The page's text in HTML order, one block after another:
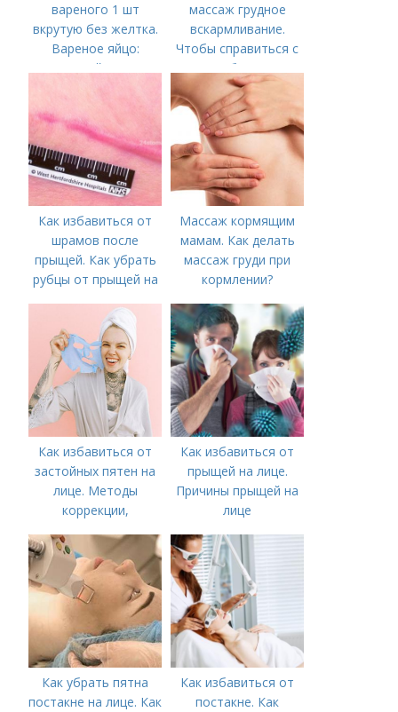
вареного 1 шт
вкрутую без желтка.
Вареное яйцо:
калорийность
массаж грудное
вскармливание.
Чтобы справиться с
нагрубанием,
необходимо
предпринять
следующие действия:
Как избавиться от
шрамов после
прыщей. Как убрать
рубцы от прыщей на
Массаж кормящим
мамам. Как делать
массаж груди при
кормлении?
Как избавиться от
застойных пятен на
лице. Методы
коррекции,
акне и удаления
рубцов и шрамов
постакне
Как избавиться от
прыщей на лице.
Причины прыщей на
лице
Как убрать пятна
постакне на лице. Как
Как избавиться от
постакне. Как